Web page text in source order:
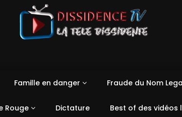
Famille en danger Fraude du Nom
Rouge Dictature Best of des vidéos